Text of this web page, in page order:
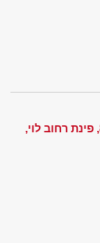
דרך בית לחם 80, פינת רחוב לוי,